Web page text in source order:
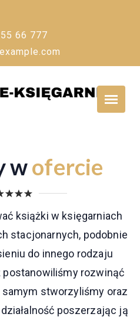
66 777
wofercie
książki w księgarniach
stacjonarnych, podobnie
do innego rodzaju
postanowiliśmy rozwinąć
samym stworzyliśmy oraz
poszerzając ją